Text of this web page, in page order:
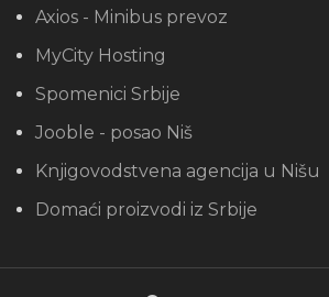
Axios - Minibus prevoz
MyCity Hosting
Spomenici Srbije
Jooble - posao Niš
Knjigovodstvena agencija u Nišu
Domaći proizvodi iz Srbije